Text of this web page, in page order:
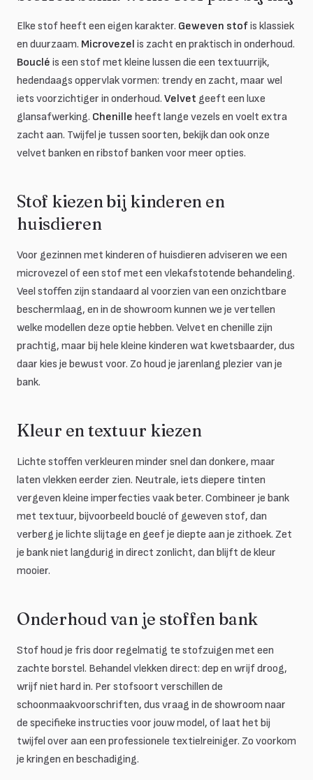
Elke stof heeft een eigen karakter. Geweven stofis klassiek
en duurzaam. Microvezel is zacht en praktisch in onderhoud.
Bouclé is een stof met kleine lussen die een textuurrijk,
hedendaags oppervlak vormen: trendy en zacht, maar wel
iets voorzichtiger in onderhoud. Velvet geeft een luxe
glansafwerking. Chenille heeft lange vezels en voelt extra
zacht aan. Twijfel je tussen soorten, bekijk dan ook onze
velvet banken en ribstof banken voor meer opties.
Stof kiezen bij kinderen en
huisdieren
Voor gezinnen met kinderen of huisdieren adviseren we een
microvezel of een stof met een vlekafstotende behandeling.
Veel stoffen zijn standaard al voorzien van een onzichtbare
beschermlaag, en in de showroom kunnen we je vertellen
welke modellen deze optie hebben. Velvet en chenille zijn
prachtig, maar bij hele kleine kinderen wat kwetsbaarder, dus
daar kies je bewust voor. Zo houd je jarenlang plezier van je
bank.
Kleur en textuur kiezen
Lichte stoffen verkleuren minder snel dan donkere, maar
laten vlekken eerder zien. Neutrale, iets diepere tinten
vergeven kleine imperfecties vaak beter. Combineer je bank
met textuur, bijvoorbeeld bouclé of geweven stof, dan
verberg je lichte slijtage en geef je diepte aan je zithoek. Zet
je bank niet langdurig in direct zonlicht, dan blijft de kleur
mooier.
Onderhoud van je stoffen bank
Stof houd je fris door regelmatig te stofzuigen met een
zachte borstel. Behandel vlekken direct: dep en wrijf droog,
wrijf niet hard in. Per stofsoort verschillen de
schoonmaakvoorschriften, dus vraag in de showroom naar
de specifieke instructies voor jouw model, of laat het bij
twijfel over aan een professionele textielreiniger. Zo voorkom
je kringen en beschadiging.